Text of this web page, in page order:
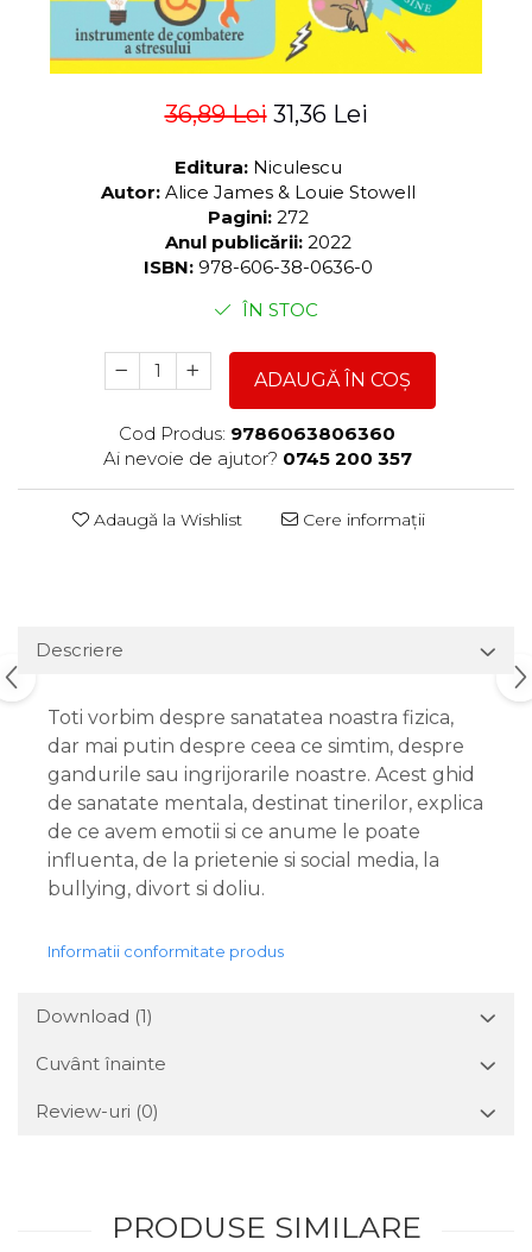
36,89 Lei 31,36 Lei
Editura: Niculescu
Autor: Alice James & Louie Stowell
Pagini: 272
Anul publicării: 2022
ISBN: 978-606-38-0636-0
ÎN STOC
ADAUGĂ ÎN COȘ
Cod Produs: 9786063806360
Ai nevoie de ajutor? 0745 200 357
Adaugă la Wishlist Cere informații
Descriere
Toti vorbim despre sanatatea noastra fizica,
dar mai putin despre ceea ce simtim, despre
gandurile sau ingrijorarile noastre. Acest ghid
de sanatate mentala, destinat tinerilor, explica
de ce avem emotii si ce anume le poate
influenta, de la prietenie si social media, la
bullying, divort si doliu.
Informatii conformitate produs
Download (1)
Cuvânt înainte
Review-uri (0)
PRODUSE SIMILARE